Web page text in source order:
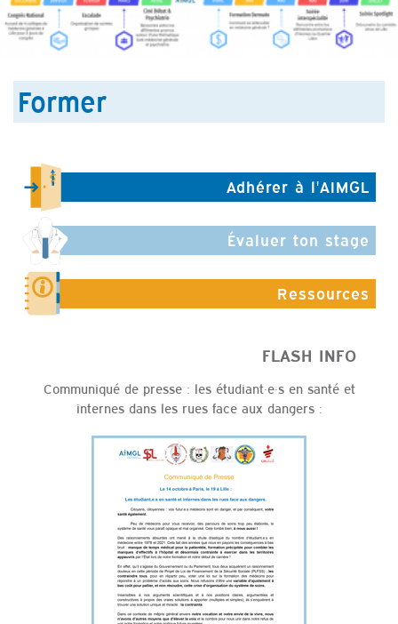
Former
Adhérer à l'AIMGL
Évaluer ton stage
Ressources
FLASH
Communiqué de presse : les étudiant·e·s en santé et
internes dans les rues face aux dangers :